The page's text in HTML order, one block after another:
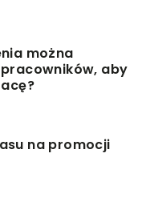
można
aby
na promocji